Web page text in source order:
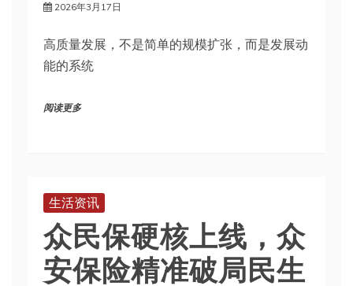
2026年3月17日
高质量发展，不是简单的规模扩张，而是发展动
能的系统
阅读更多
生活资讯
众民保硬核上线，众
安保险精准破局民生